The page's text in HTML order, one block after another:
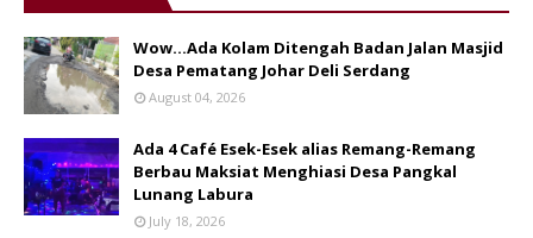
Wow...Ada Kolam Ditengah Badan Jalan Masjid
Desa Pematang Johar Deli Serdang
August 04, 2026
Ada 4 Café Esek-Esek alias Remang-Remang
Berbau Maksiat Menghiasi Desa Pangkal
Lunang Labura
July 18, 2026